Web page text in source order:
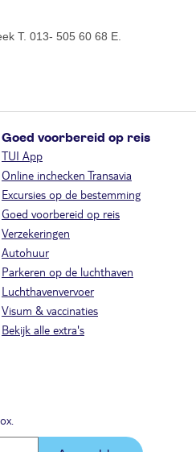
T. 013- 505 60 68 E.
Goed voorbereid op reis
TUI App
Online inchecken Transavia
Excursies op de bestemming
Goed voorbereid op reis
Verzekeringen
Autohuur
Parkeren op de luchthaven
Luchthavenvervoer
Visum & vaccinaties
Bekijk alle extra's